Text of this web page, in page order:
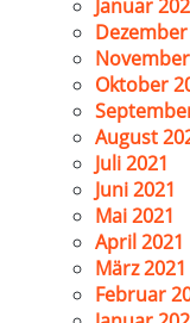
Januar
Dezember
Oktober
August
Juli 2021
Juni 2021
Mai 2021
April 2021
März 2021
Februar